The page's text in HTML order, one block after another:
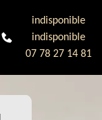
indisponible
indisponible
07 78 27 14 81